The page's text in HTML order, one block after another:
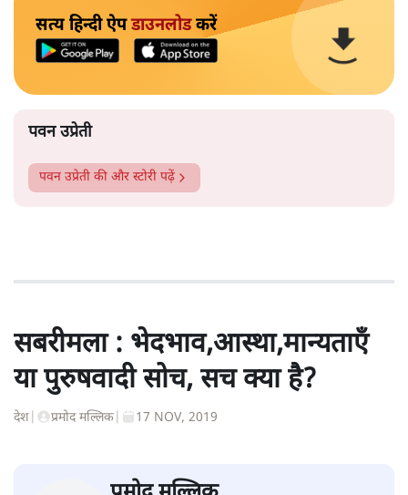
सत्य हिन्दी ऐपडाउनलोडकरें
पवन उप्रेती
पवन उप्रेती की और स्टोरी पढ़ें
सबरीमला : भेदभाव,आस्था,मान्यताएँ
या पुरुषवादी सोच, सच क्या है?
देश प्रमोद मल्लिक 17 NOV, 2019